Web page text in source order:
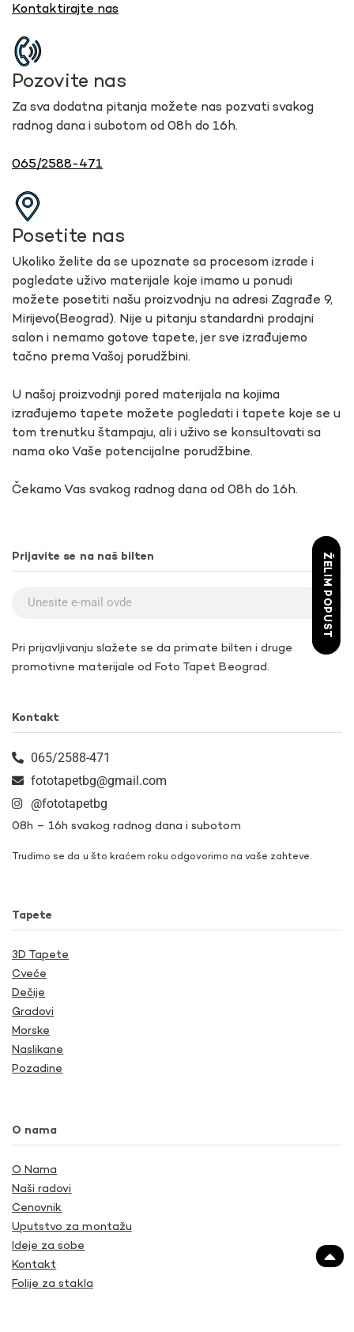
Kontaktirajte nas
Pozovite nas
Za sva dodatna pitanja možete nas pozvati svakog
radnog dana i subotom od 08h do 16h.
065/2588-471
Posetite nas
Ukoliko želite da se upoznate sa procesom izrade i
pogledate uživo materijale koje imamo u ponudi
možete posetiti našu proizvodnju na adresi Zagrađe 9,
Mirijevo(Beograd). Nije u pitanju standardni prodajni
salon i nemamo gotove tapete, jer sve izrađujemo
tačno prema Vašoj porudžbini.
U našoj proizvodnji pored materijala na kojima
izrađujemo tapete možete pogledati i tapete koje se u
tom trenutku štampaju, ali i uživo se konsultovati sa
nama oko Vaše potencijalne porudžbine.
Čekamo Vas svakog radnog dana od 08h do 16h.
Prijavite se na naš bilten
Pri prijavljivanju slažete se da primate bilten i druge
promotivne materijale od Foto Tapet Beograd.
Kontakt
065/2588-471
fototapetbg@gmail.com
@fototapetbg
08h – 16h svakog radnog dana i subotom
Trudimo se da u što kraćem roku odgovorimo na vaše zahteve.
Tapete
3D Tapete
Cveće
Dečije
Gradovi
Morske
Naslikane
Pozadine
O nama
O Nama
Naši radovi
Cenovnik
Uputstvo za montažu
Ideje za sobe
Kontakt
Folije za stakla
ŽELIM POPUST